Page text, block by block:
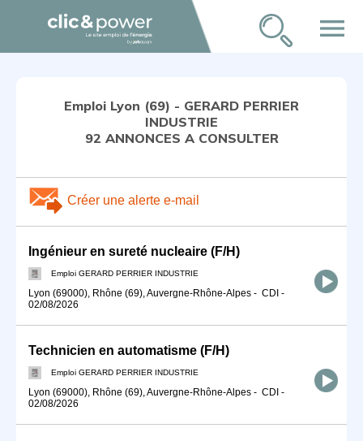
menu
Emploi Lyon (69) - GERARD PERRIER
INDUSTRIE
92 ANNONCES A CONSULTER
Créer une alerte e-mail
Ingénieur en sureté nucleaire (F/H)
Emploi GERARD PERRIER INDUSTRIE
Lyon (69000), Rhône (69), Auvergne-Rhône-Alpes - CDI -
02/08/2026
Technicien en automatisme (F/H)
Emploi GERARD PERRIER INDUSTRIE
Lyon (69000), Rhône (69), Auvergne-Rhône-Alpes - CDI -
02/08/2026